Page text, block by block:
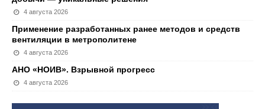
4 августа 2026
Применение разработанных ранее методов и средств
вентиляции в метрополитене
4 августа 2026
АНО «НОИВ». Взрывной прогресс
4 августа 2026